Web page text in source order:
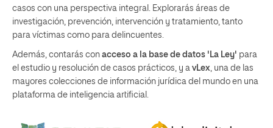
casos con una perspectiva integral. Explorarás áreas de
investigación, prevención, intervención y tratamiento, tanto
para víctimas como para delincuentes.
Además, contarás con acceso a la base de datos 'La Ley' para
el estudio y resolución de casos prácticos, y a vLex, una de las
mayores colecciones de información jurídica del mundo en una
plataforma de inteligencia artificial.